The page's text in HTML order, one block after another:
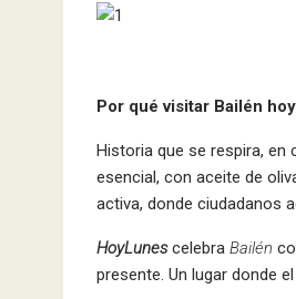
Por qué visitar Bailén hoy
Historia que se respira,
esencial, con aceite de
activa, donde ciudadanos
HoyLunescelebra Bailén
presente. Un lugar donde